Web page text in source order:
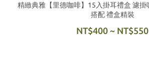
精緻典雅【里德咖啡】15入掛耳禮盒 濾掛
搭配 禮盒精裝
NT$400 ~ NT$550